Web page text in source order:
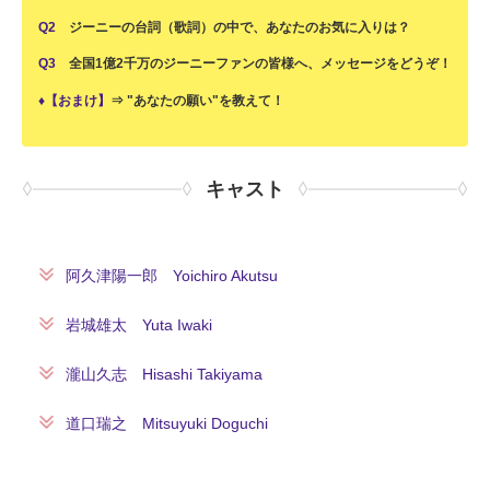
Q2 ジーニーの台詞（歌詞）の中で、あなたのお気に入りは？
Q3 全国1億2千万のジーニーファンの皆様へ、メッセージをどうぞ！
♦【おまけ】 ⇒ "あなたの願い"を教えて！
キャスト
阿久津陽一郎 Yoichiro Akutsu
岩城雄太 Yuta Iwaki
瀧山久志 Hisashi Takiyama
道口瑞之 Mitsuyuki Doguchi